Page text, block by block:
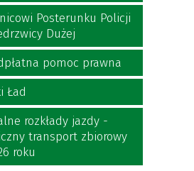
Posterunku Policji
Dużej
pomoc prawna
Ład
rozkłady jazdy -
transport zbiorowy
roku